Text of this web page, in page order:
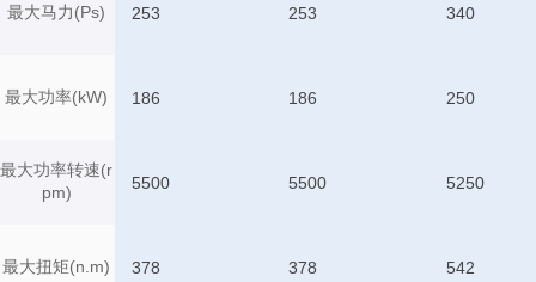
最大马力(Ps)
最大功率(kW)
最大功率转速(r
pm)
最大扭矩(n.m)
253 253 340
186 186 250
5500 5500 5250
378 378 542